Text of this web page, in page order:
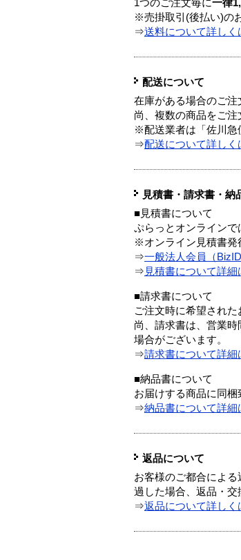
1つのご注文毎に一律
※売掛取引(後払い)の
⇒送料について詳しく
配送について
在庫がある場合のご注
尚、複数の商品をご注
※配送業者は「佐川急
⇒配送について詳しく
見積書・請求書・納
■見積書について
ぷらっとオンラインで
※オンライン見積書発
⇒一般法人会員（
⇒ 見積書について詳細
■請求書について
ご注文時に希望され
尚、請求書は、営業
場合がございます。
⇒請求書について詳細
■納品書について
お届けする商品に同梱
⇒納品書について詳細
返品について
お客様のご都合によ
過した場合、返品・交
⇒返品について詳しく